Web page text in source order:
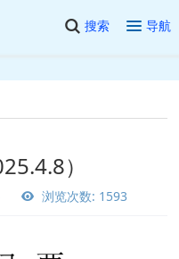
搜索 导航
）
浏览次数: 1593